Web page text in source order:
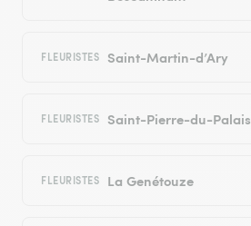
FLEURISTES Saint-Martin-d’Ary
FLEURISTES Saint-Pierre-du-Palais
FLEURISTES La Genétouze